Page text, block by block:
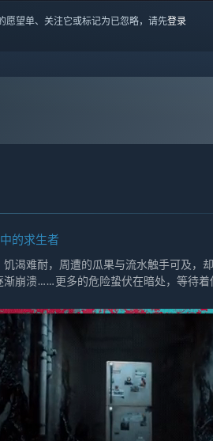
愿望单、关注它或标记为已忽略，请先登录
的求生者
饥渴难耐，周遭的瓜果与流水触手可及
崩溃……更多的危险蛰伏在暗处，等待着